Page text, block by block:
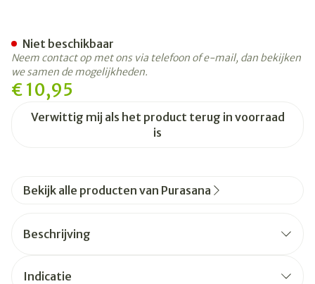
€ 10,95
Verwittig mij als het product terug in voorraad
is
Niet beschikbaar
Neem contact op met ons via telefoon of e-mail, dan bekijken
we samen de mogelijkheden.
Bekijk alle producten van Purasana
Beschrijving
Indicatie